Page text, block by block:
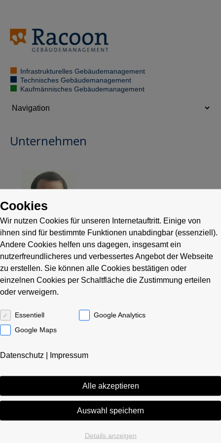
Infrastrukturelles Gebäudemanagement
Technisches Gebäudemanagement
Kaufmännisches Gebäudemanagement
Unternehmen
In den letzten Jahren hat sich die Racoon
Gebäudemanagement GmbH von einem regionalen
Unternehmen zu einem bundesweit tätigen Komplettdienstleister
im Gebäudemanagement entwickelt.
sich erarbeiten. Deshalb sind Qualität, Integrität und
Zuverlässigkeit die Säulen unserer Arbeit.
Zusammenarbeit mit unseren Kunden möchte ich mich auch auf
Cookies
Wir nutzen Cookies für unseren Internetauftritt. Einige von
ihnen sind für bestimmte Funktionen unabdingbar (essenziell).
Andere Cookies helfen uns dagegen, insgesamt ein
nutzerfreundlicheres und verbessertes Angebot der Webseite
zu erstellen. Sie können alle Cookies bestätigen oder
einzelnen Cookies per Schaltfläche die Zustimmung erteilen
oder verweigern.
Essentiell
Google Analytics
Google Maps
Datenschutz | Impressum
Alle akzeptieren
Auswahl speichern
Details anzeigen